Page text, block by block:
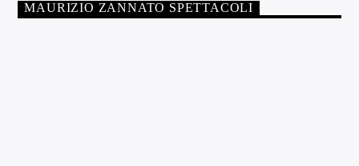
MAURIZIO ZANNATO SPETTACOLI